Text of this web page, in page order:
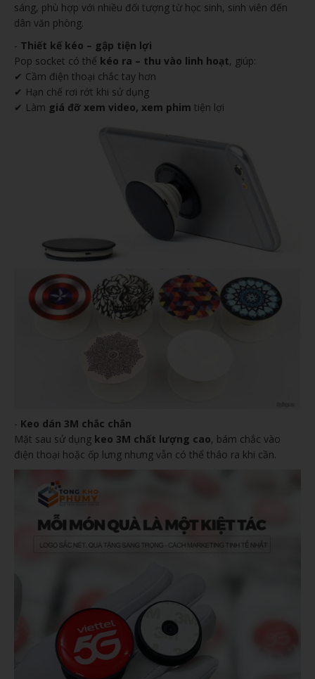
sáng, phù hợp với nhiều đối tượng từ học sinh, sinh viên đến
dân văn phòng.
- Thiết kế kéo – gập tiện lợi
Pop socket có thể kéo ra – thu vào linh hoạt, giúp:
✔ Cầm điện thoại chắc tay hơn
✔ Hạn chế rơi rớt khi sử dụng
✔ Làm giá đỡ xem video, xem phim tiện lợi
- Keo dán 3M chắc chắn
Mặt sau sử dụng keo 3M chất lượng cao, bám chắc vào
điện thoại hoặc ốp lưng nhưng vẫn có thể tháo ra khi cần.